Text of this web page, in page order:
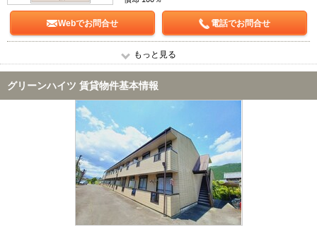
Webでお問合せ 電話でお問合せ
もっと見る
グリーンハイツ 賃貸物件基本情報